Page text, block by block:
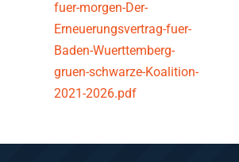
fuer-morgen-Der-
Erneuerungsvertrag-fuer-
Baden-Wuerttemberg-
gruen-schwarze-Koalition-
2021-2026.pdf